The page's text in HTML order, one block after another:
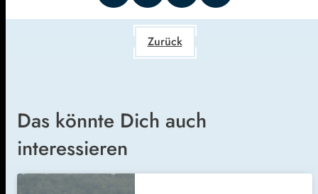
Zurück
Das könnte Dich auch
interessieren